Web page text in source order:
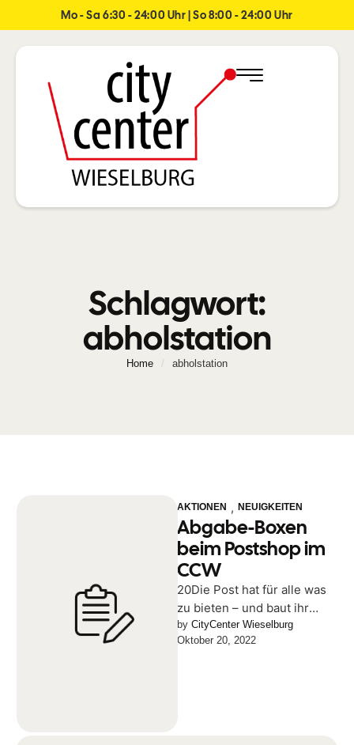
Mo - Sa 6:30 - 24:00 Uhr | So 8:00 - 24:00 Uhr
Schlagwort:
abholstation
Home / abholstation
AKTIONEN , NEUIGKEITEN
Abgabe-Boxen
beim Postshop im
CCW
20Die Post hat für alle was
zu bieten – und baut ihr
Angebot in der Filiale
Wieselburg aus! …
by CityCenter Wieselburg
Oktober 20, 2022